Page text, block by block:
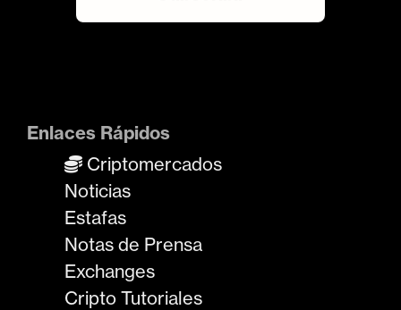
Enlaces Rápidos
Criptomercados
Noticias
Estafas
Notas de Prensa
Exchanges
Cripto Tutoriales